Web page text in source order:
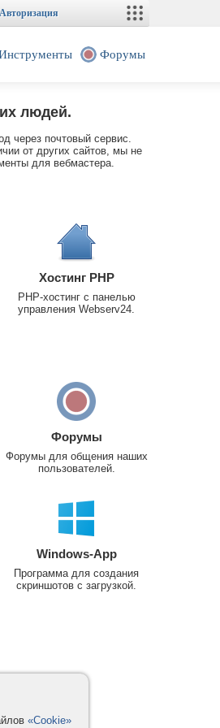
Авторизация
Форумы
людей.
через почтовый сервис.
от других сайтов, мы не
для вебмастера.
Хостинг PHP
PHP-хостинг с панелью
управления Webserv24.
Форумы
Форумы для общения наших
пользователей.
Windows-App
Программа для создания
скриншотов с загрузкой.
«Cookie»